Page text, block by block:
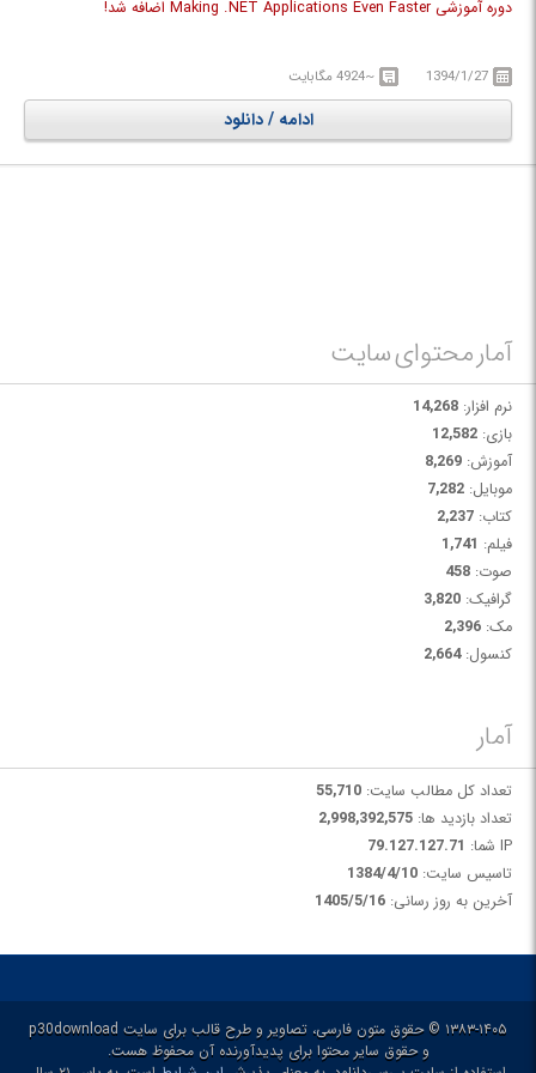
دوره آموزشی Making .NET Applications Even Faster اضافه شد!
داده ها) استفاده کند. در واقع با استفاده از این تکنولوژی شما می توانید با انواع
نت فریم ورک (NET Framework.) دستیابی داده با استفاده از ADO.NET انجام
می شود. ADO.NET در حقیقت یک رابط برنامه نویسی است که مجموعه امکانات
1394/1/27 ~4924 مگابایت
ادامه / دانلود
آمار محتوای سایت
نرم افزار: 14,268
بازی: 12,582
آموزش: 8,269
موبایل: 7,282
کتاب: 2,237
فیلم: 1,741
صوت: 458
گرافیک: 3,820
مک: 2,396
کنسول:2,664
آمار
تعداد کل مطالب سایت: 55,710
تعداد بازدید ها: 2,998,392,575
IP شما:
79.127.127.71
تاسیس سایت: 1384/4/10
آخرین به روز رسانی: 1405/5/16
۱۳۸۳-۱۴۰۵ © حقوق متون فارسی، تصاویر و طرح قالب برای سایت p30download
و حقوق سایر محتوا برای پدیدآورنده آن محفوظ هست.